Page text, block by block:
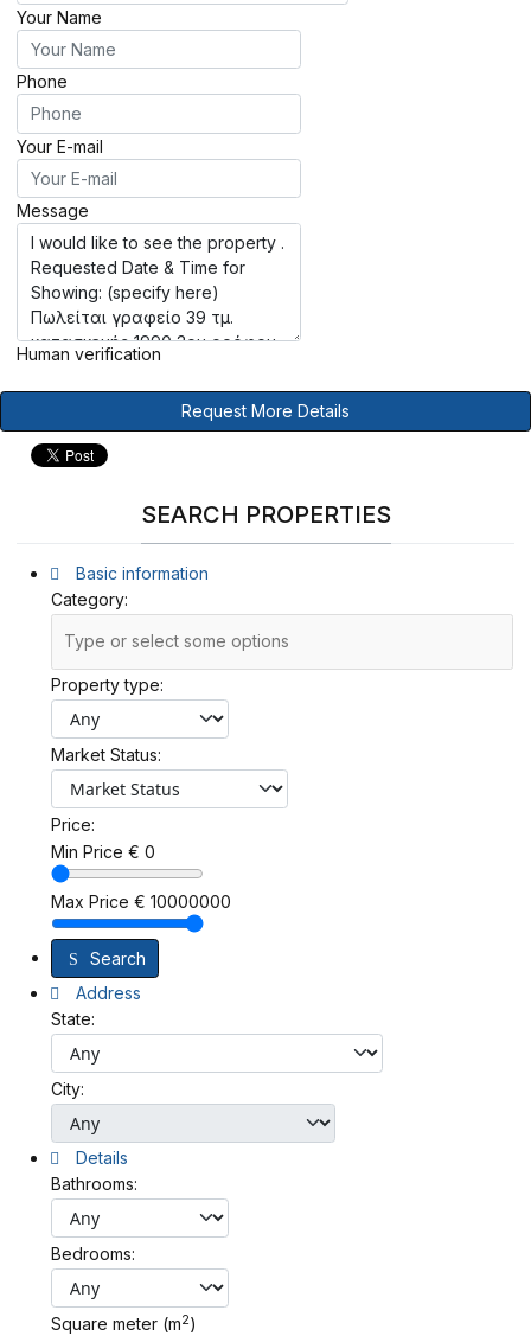
Your Name
Phone
Your E-mail
Message
Human verification
Request More Details
SEARCH PROPERTIES
Basic information
Category:
Property type:
Market Status:
Price:
Min Price € 0
Max Price € 10000000
Search
Address
State:
City:
Details
Bathrooms:
Bedrooms:
Square meter (m2)